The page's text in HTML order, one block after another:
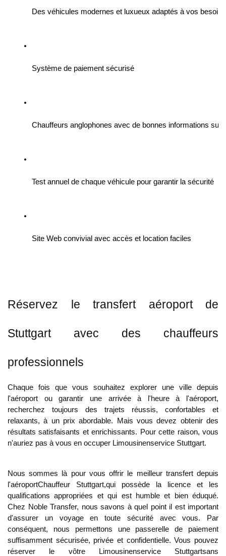
Des véhicules modernes et luxueux adaptés à vos
Système de paiement sécurisé
Chauffeurs anglophones avec de bonnes informations sur
Test annuel de chaque véhicule pour garantir la sécurité
Site Web convivial avec accès et location faciles
Réservez le transfert aéroport de
Stuttgart avec des chauffeurs
professionnels
Chaque fois que vous souhaitez explorer une ville depuis
l'aéroport ou garantir une arrivée à l'heure à l'aéroport,
recherchez toujours des trajets réussis, confortables et
relaxants, à un prix abordable. Mais vous devez obtenir des
résultats satisfaisants et enrichissants. Pour cette raison, vous
n'auriez pas à vous en occuper Limousinenservice Stuttgart.
Nous sommes là pour vous offrir le meilleur transfert depuis
l'aéroportChauffeur Stuttgart,qui possède la licence et les
qualifications appropriées et qui est humble et bien éduqué.
Chez Noble Transfer, nous savons à quel point il est important
d'assurer un voyage en toute sécurité avec vous. Par
conséquent, nous permettons une passerelle de paiement
suffisamment sécurisée, privée et confidentielle. Vous pouvez
réserver le vôtre
Limousinenservice Stuttgartsans